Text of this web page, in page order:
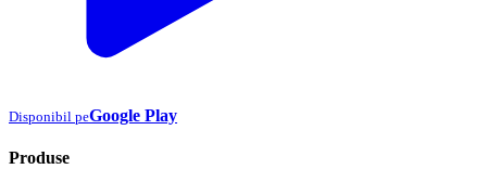
Disponibil peGoogle Play
Produse